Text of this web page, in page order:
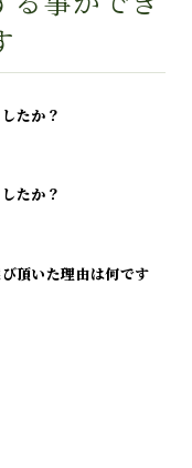
たか？
たか？
頂いた理由は何です